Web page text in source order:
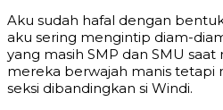
Aku sudah hafal dengan
aku sering mengintip diam-
yang masih SMP dan SMU
mereka berwajah manis tetapi
seksi dibandingkan si Windi.